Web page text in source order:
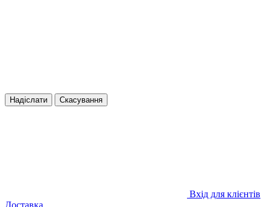
Надіслати Скасування
Вхід для клієнтів
Доставка